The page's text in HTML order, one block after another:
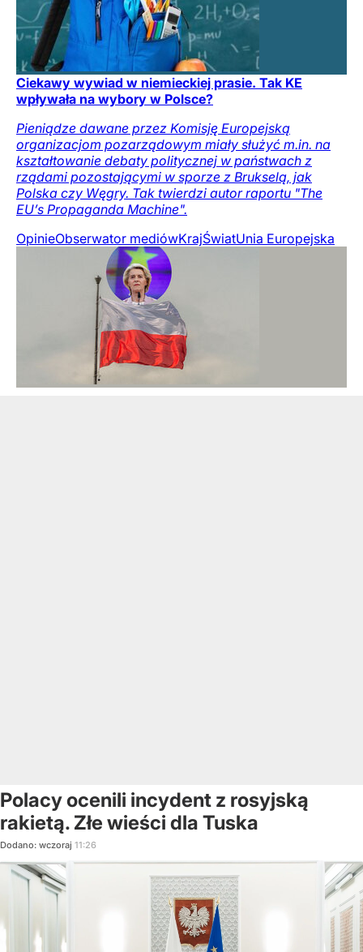
Ciekawy wywiad w niemieckiej prasie. Tak KE
wpływała na wybory w Polsce?
Pieniądze dawane przez Komisję Europejską
organizacjom pozarządowym miały służyć m.in. na
kształtowanie debaty politycznej w państwach z
rządami pozostającymi w sporze z Brukselą, jak
Polska czy Węgry. Tak twierdzi autor raportu "The
EU’s Propaganda Machine".
OpinieObserwator mediówKrajŚwiatUnia Europejska
Polacy ocenili incydent z rosyjską
rakietą. Złe wieści dla Tuska
Dodano: wczoraj 11:26